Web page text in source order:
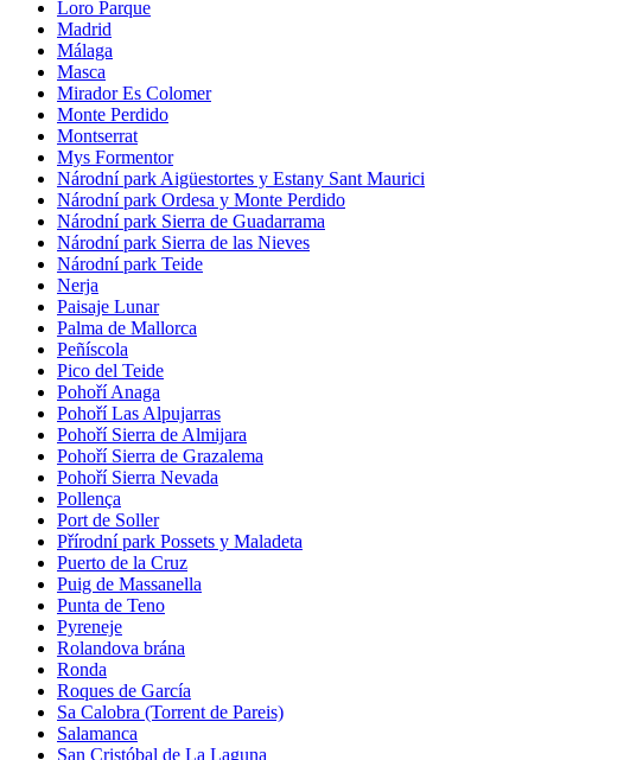
Loro Parque
Madrid
Málaga
Masca
Mirador Es Colomer
Monte Perdido
Montserrat
Mys Formentor
Národní park Aigüestortes y Estany Sant Maurici
Národní park Ordesa y Monte Perdido
Národní park Sierra de Guadarrama
Národní park Sierra de las Nieves
Národní park Teide
Nerja
Paisaje Lunar
Palma de Mallorca
Peñíscola
Pico del Teide
Pohoří Anaga
Pohoří Las Alpujarras
Pohoří Sierra de Almijara
Pohoří Sierra de Grazalema
Pohoří Sierra Nevada
Pollença
Port de Soller
Přírodní park Possets y Maladeta
Puerto de la Cruz
Puig de Massanella
Punta de Teno
Pyreneje
Rolandova brána
Ronda
Roques de García
Sa Calobra (Torrent de Pareis)
Salamanca
San Cristóbal de La Laguna